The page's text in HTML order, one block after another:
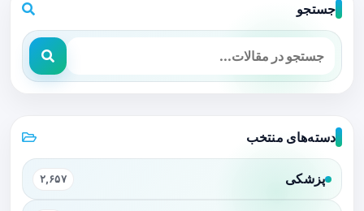
جستجو
دسته‌های منتخب
پزشکی ۲,۶۵۷